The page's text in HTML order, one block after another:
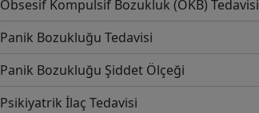
Obsesif Kompulsif Bozukluk (OKB) Tedavisi
Panik Bozukluğu Tedavisi
Panik Bozukluğu Şiddet Ölçeği
Psikiyatrik İlaç Tedavisi